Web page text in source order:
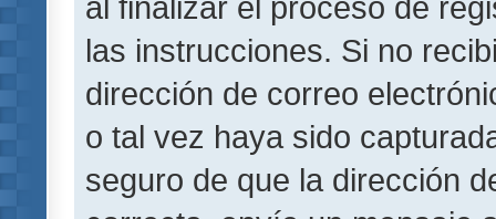
las instrucciones. Si no
dirección de correo
o tal vez haya sido
seguro de que la dirección